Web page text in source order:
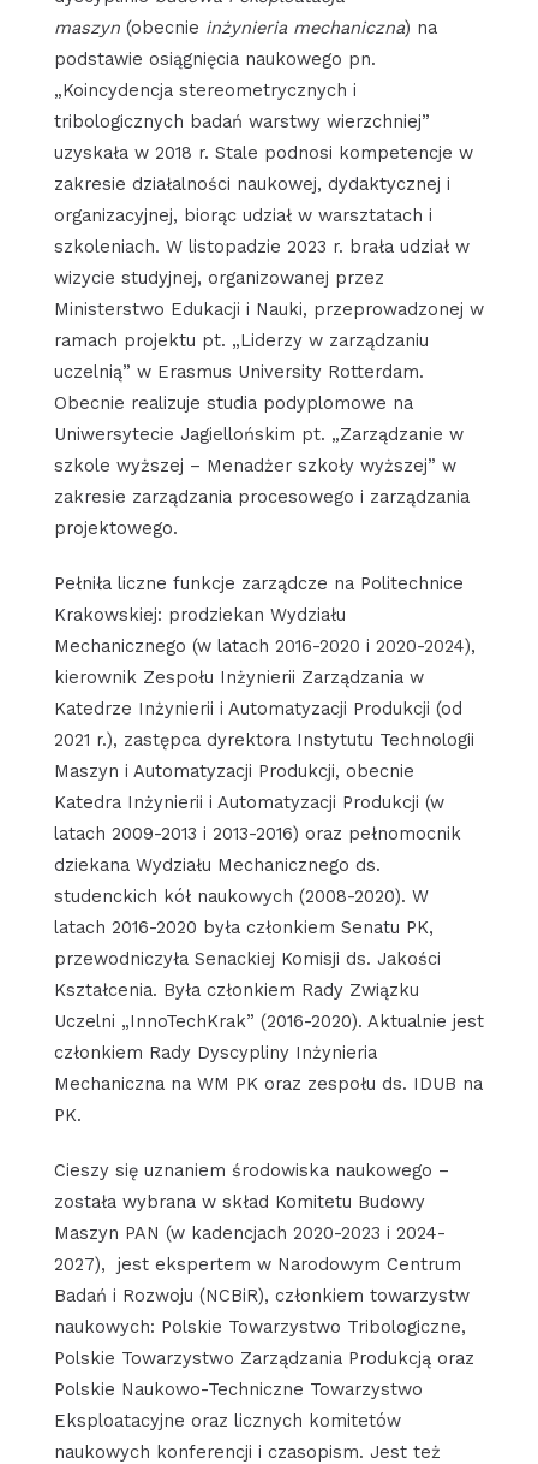
maszyn(obecnie inżynieria mechaniczna) na
podstawie osiągnięcia naukowego pn.
„Koincydencja stereometrycznych i
tribologicznych badań warstwy wierzchniej”
uzyskała w 2018 r. Stale podnosi kompetencje w
zakresie działalności naukowej, dydaktycznej i
organizacyjnej, biorąc udział w warsztatach i
szkoleniach. W listopadzie 2023 r. brała udział w
wizycie studyjnej, organizowanej przez
Ministerstwo Edukacji i Nauki, przeprowadzonej w
ramach projektu pt. „Liderzy w zarządzaniu
uczelnią” w Erasmus University Rotterdam.
Obecnie realizuje studia podyplomowe na
Uniwersytecie Jagiellońskim pt. „Zarządzanie w
szkole wyższej – Menadżer szkoły wyższej” w
zakresie zarządzania procesowego i zarządzania
projektowego.
Pełniła liczne funkcje zarządcze na Politechnice
Krakowskiej: prodziekan Wydziału
Mechanicznego (w latach 2016-2020 i 2020-2024),
kierownik Zespołu Inżynierii Zarządzania w
Katedrze Inżynierii i Automatyzacji Produkcji (od
2021 r.), zastępca dyrektora Instytutu Technologii
Maszyn i Automatyzacji Produkcji, obecnie
Katedra Inżynierii i Automatyzacji Produkcji (w
latach 2009-2013 i 2013-2016) oraz pełnomocnik
dziekana Wydziału Mechanicznego ds.
studenckich kół naukowych (2008-2020). W
latach 2016-2020 była członkiem Senatu PK,
przewodniczyła Senackiej Komisji ds. Jakości
Kształcenia. Była członkiem Rady Związku
Uczelni „InnoTechKrak” (2016-2020). Aktualnie jest
członkiem Rady Dyscypliny Inżynieria
Mechaniczna na WM PK oraz zespołu ds. IDUB na
PK.
Cieszy się uznaniem środowiska naukowego –
została wybrana w skład Komitetu Budowy
Maszyn PAN (w kadencjach 2020-2023 i 2024-
2027), jest ekspertem w Narodowym Centrum
Badań i Rozwoju (NCBiR), członkiem towarzystw
naukowych: Polskie Towarzystwo Tribologiczne,
Polskie Towarzystwo Zarządzania Produkcją oraz
Polskie Naukowo-Techniczne Towarzystwo
Eksploatacyjne oraz licznych komitetów
naukowych konferencji i czasopism. Jest też